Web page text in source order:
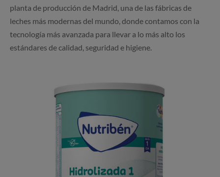
planta de producción de Madrid, una de las fábricas de
leches más modernas del mundo, donde contamos con la
tecnología más avanzada para llevar a lo más alto los
estándares de calidad, seguridad e higiene.